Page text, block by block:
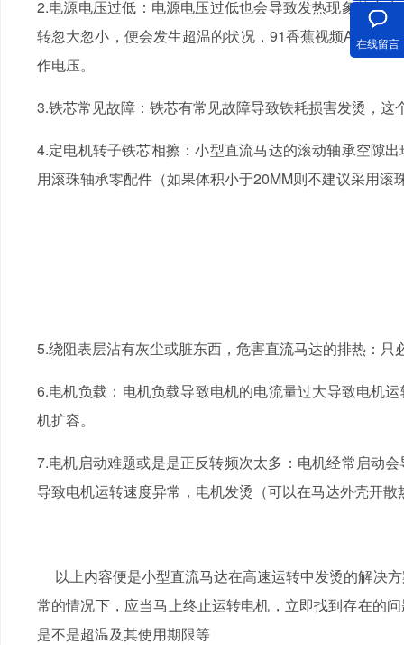
2.电源电压过低：电源电压过低也会导致发热现象的产生
转忽大忽小，便会发生超温的状况，91香蕉视频
作电压。
3.铁芯常见故障：铁芯有常见故障导致铁耗损害发烫，这
4.定电机转子铁芯相擦：小型直流马达的滚动轴承空隙出现
用滚珠轴承零配件（如果体积小于20MM则不建议采用滚珠
5.绕阻表层沾有灰尘或脏东西，危害直流马达的排热：只
6.电机负载：电机负载导致电机的电流量过大导致电
机扩容。
7.电机启动难题或是是正反转频次太多：电机经常启动会导
导致电机运转速度异常，电机发烫（可以在马达外壳开散
以上内容便是小型直流马达在高速运转中发烫的解决方
常的情况下，应当马上终止运转电机，立即找到存在的
是不是超温及其使用期限等
在线留言